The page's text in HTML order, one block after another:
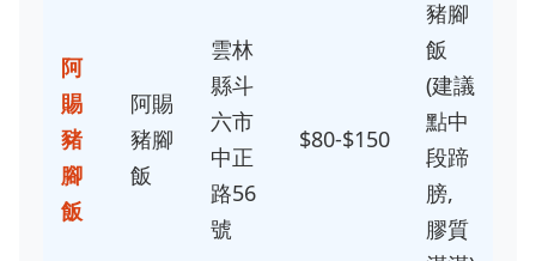
阿
賜
豬
腳
飯
阿賜
豬腳
飯
雲林
縣斗
六市
中正
路56
號
$80-$150
豬腳
飯
(建議
點中
段蹄
膀,
膠質